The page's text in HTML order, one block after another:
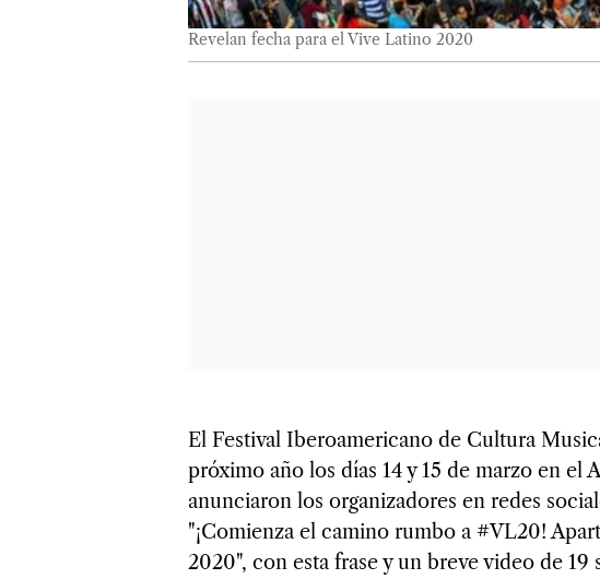
Revelan fecha para el Vive Latino 2020
El Festival Iberoamericano de Cultura
próximo año los días 14 y 15 de marzo en el
anunciaron los organizadores en redes
"¡Comienza el camino rumbo a #VL20!
2020", con esta frase y un breve video de